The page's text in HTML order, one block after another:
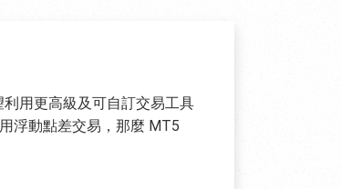
用更高級及可自訂交易工具
浮動點差交易，那麼 MT5